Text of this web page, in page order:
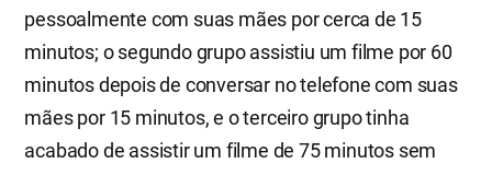
pessoalmente com suas mães por cerca de 15
minutos; o segundo grupo assistiu um filme por 60
minutos depois de conversar no telefone com suas
mães por 15 minutos, e o terceiro grupo tinha
acabado de assistir um filme de 75 minutos sem